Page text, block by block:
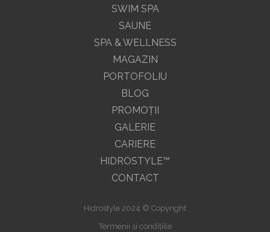
SWIM SPA
SAUNE
SPA & WELLNESS
MAGAZIN
PORTOFOLIU
BLOG
PROMOŢII
GALERIE
CARIERE
HIDROSTYLE™
CONTACT
Hidrostyle 2024 © Copyright
Termenii și condițiile